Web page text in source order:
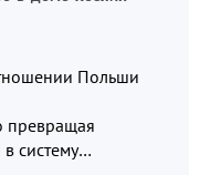
Польши
превращая
систему